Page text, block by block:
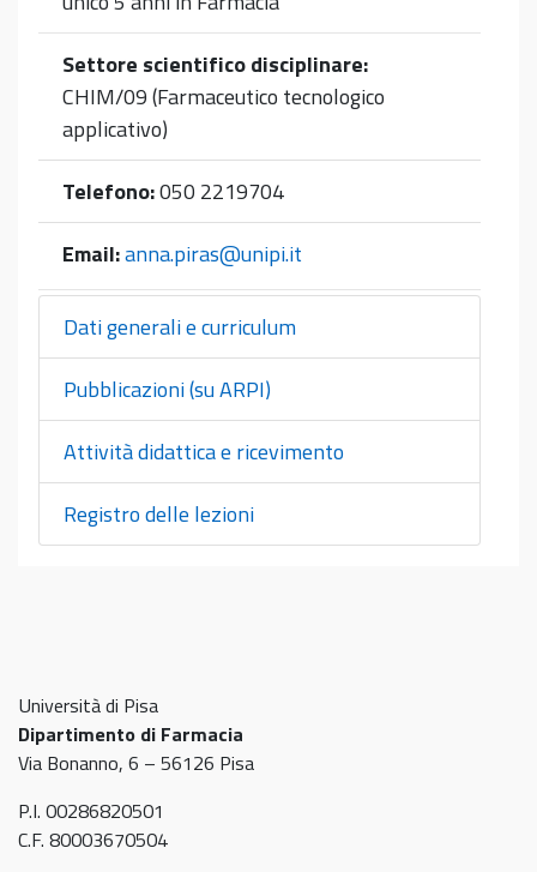
Settore scientifico disciplinare:
CHIM/09 (Farmaceutico tecnologico
applicativo)
Telefono:050 2219704
Email:anna.piras@unipi.it
Dati generali e curriculum
Pubblicazioni (su ARPI)
Attività didattica e ricevimento
Registro delle lezioni
Università di Pisa
Dipartimento di Farmacia
Via Bonanno, 6 – 56126 Pisa
P.I. 00286820501
C.F. 80003670504